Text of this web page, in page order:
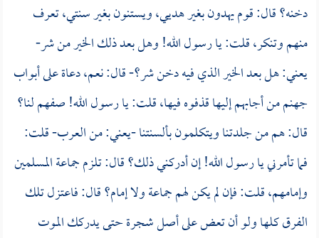
دخنه؟ قال: قوم يهدون بغير هديي، ويستنون بغير سنتي، تعرف
منهم وتنكر، قلت: يا رسول الله! وهل بعد ذلك الخير من شر-
يعني: هل بعد الخير الذي فيه دخن شر؟- قال: نعم، دعاة على أبواب
جهنم من أجابهم إليها قذفوه فيها، قلت: يا رسول الله! صفهم لنا؟
قال: هم من جلدتنا ويتكلمون بألسنتنا -يعني: من العرب- قلت:
فما تأمرني يا رسول الله! إن أدركني ذلك؟ قال: تلزم جماعة المسلمين
وإمامهم، قلت: فإن لم يكن لهم جماعة ولا إمام؟ قال: فاعتزل تلك
الفرق كلها ولو أن تعض على أصل شجرة حتى يدركك الموت